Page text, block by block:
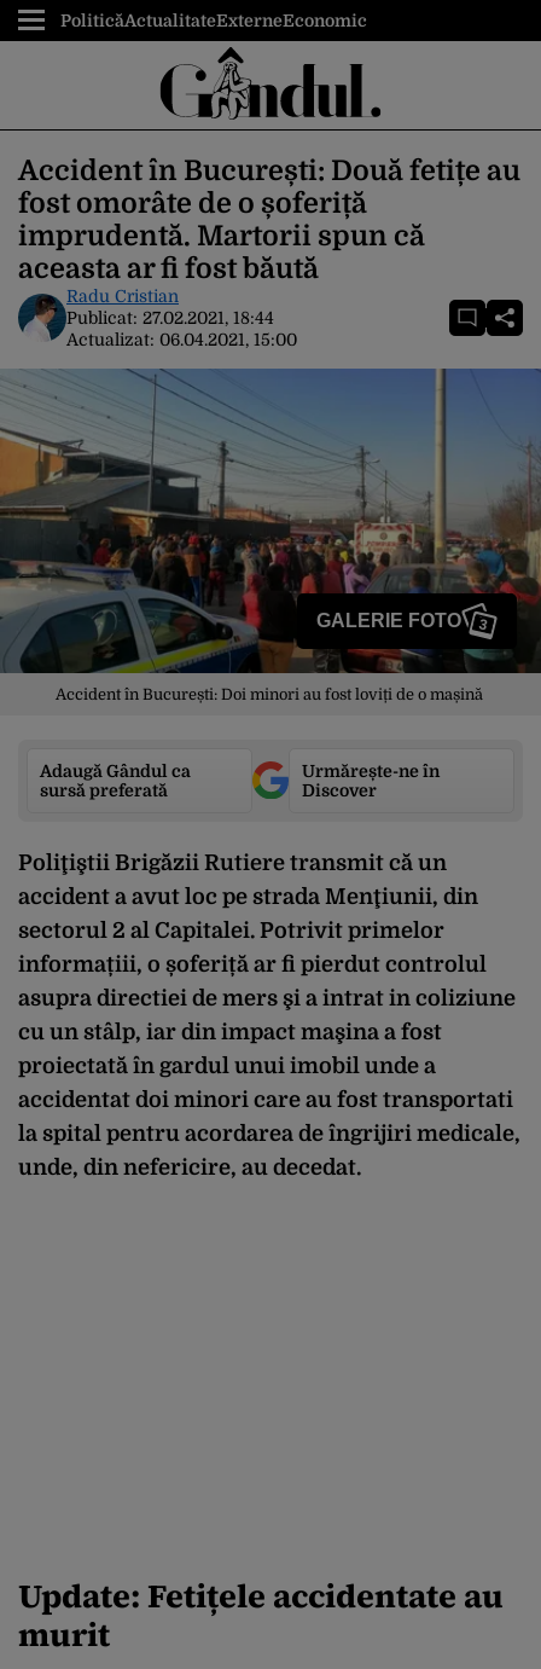
PoliticăActualitateExterneEconomic
Accident în București: Două fetițe au
fost omorâte de o șoferiță
imprudentă. Martorii spun că
aceasta ar fi fost băută
Radu Cristian
Publicat: 27.02.2021, 18:44
Actualizat: 06.04.2021, 15:00
GALERIE FOTO 3
Accident în București: Doi minori au fost loviți de o mașină
Adaugă Gândul ca
sursă preferată
Urmărește-ne în
Discover
Poliţiştii Brigăzii Rutiere transmit că un
accident a avut loc pe strada Menţiunii, din
sectorul 2 al Capitalei. Potrivit primelor
informațiii, o șoferiță ar fi pierdut controlul
asupra directiei de mers şi a intrat in coliziune
cu un stâlp, iar din impact maşina a fost
proiectată în gardul unui imobil unde a
accidentat doi minori care au fost transportati
la spital pentru acordarea de îngrijiri medicale,
unde, din nefericire, au decedat.
Update: Fetițele accidentate au
murit